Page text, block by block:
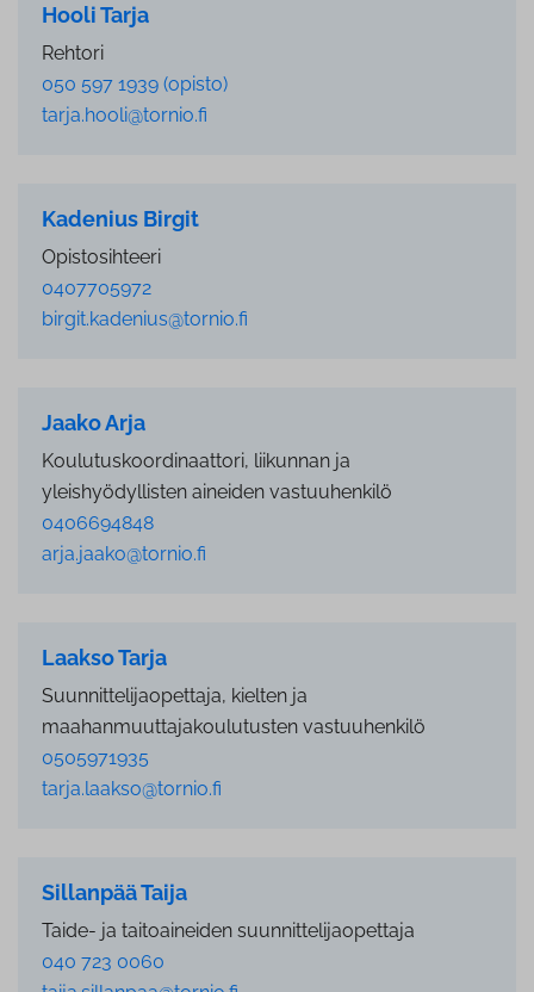
Hooli Tarja
Rehtori
050 597 1939 (opisto)
tarja.hooli@tornio.fi
Kadenius Birgit
Opistosihteeri
0407705972
birgit.kadenius@tornio.fi
Jaako Arja
Koulutuskoordinaattori, liikunnan ja
yleishyödyllisten aineiden vastuuhenkilö
0406694848
arja.jaako@tornio.fi
Laakso Tarja
Suunnittelijaopettaja, kielten ja
maahanmuuttajakoulutusten vastuuhenkilö
0505971935
tarja.laakso@tornio.fi
Sillanpää Taija
Taide- ja taitoaineiden suunnittelijaopettaja
040 723 0060